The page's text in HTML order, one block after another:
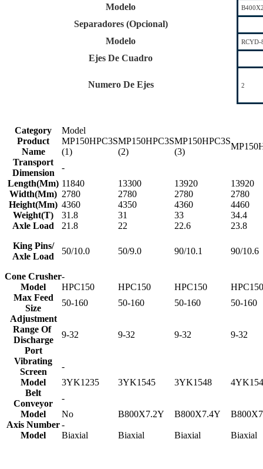
Modelo
Separadores (Opcional)
Modelo
RCYD-
Ejes De Cuadro
Numero De Ejes 2
Category
Model
Product
Name
MP150HPC3S
(1)
MP150HPC3S
(2)
MP150HPC3S
(3)
Transport
Dimension
-
Length(Mm) 11840 13300 13920
13920
Width(Mm) 2780 2780 2780
2780
Height(Mm) 4360 4350 4360
4460
Weight(T)
31.8 31 33
34.4
Axle Load
21.8 22 22.6
23.8
King Pins/
Axle Load
50/10.0 50/9.0 90/10.1 90/10.6
Cone Crusher-
Model
HPC150 HPC150 HPC150
HPC150
Max Feed
Size
50-160 50-160 50-160
50-160
Adjustment
Range Of
Discharge
Port
9-32 9-32 9-32 9-32
Vibrating
Screen
-
Model
3YK1235 3YK1545 3YK1548
Belt
Conveyor
-
Model
No B800X7.2Y B800X7.4Y
Axis Number-
Model
Biaxial Biaxial Biaxial Biaxial